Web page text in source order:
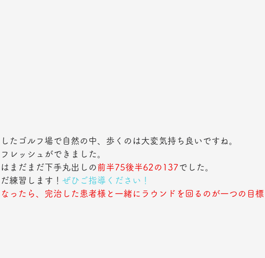
たゴルフ場で自然の中、歩くのは大変気持ち良いですね。
レッシュができました。
まだまだ下手丸出しの前半75後半62の137でした。
練習します！ ぜひご指導ください！
なったら、完治した患者様と一緒にラウンドを回るのが一つの目